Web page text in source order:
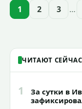
1 2 3 …
ЧИТАЮТ СЕЙЧАС
1
За сутки в